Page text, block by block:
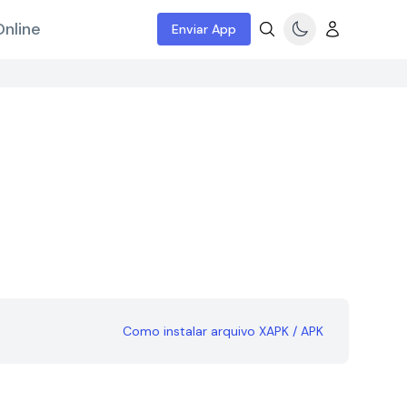
Enviar App
Como instalar arquivo XAPK / APK